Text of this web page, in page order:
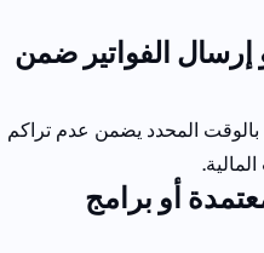
إرسال الفواتير ضمن
بالوقت المحدد يضمن عدم تراكم
أو برامج